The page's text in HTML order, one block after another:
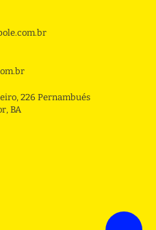
226 Pernambués
BA